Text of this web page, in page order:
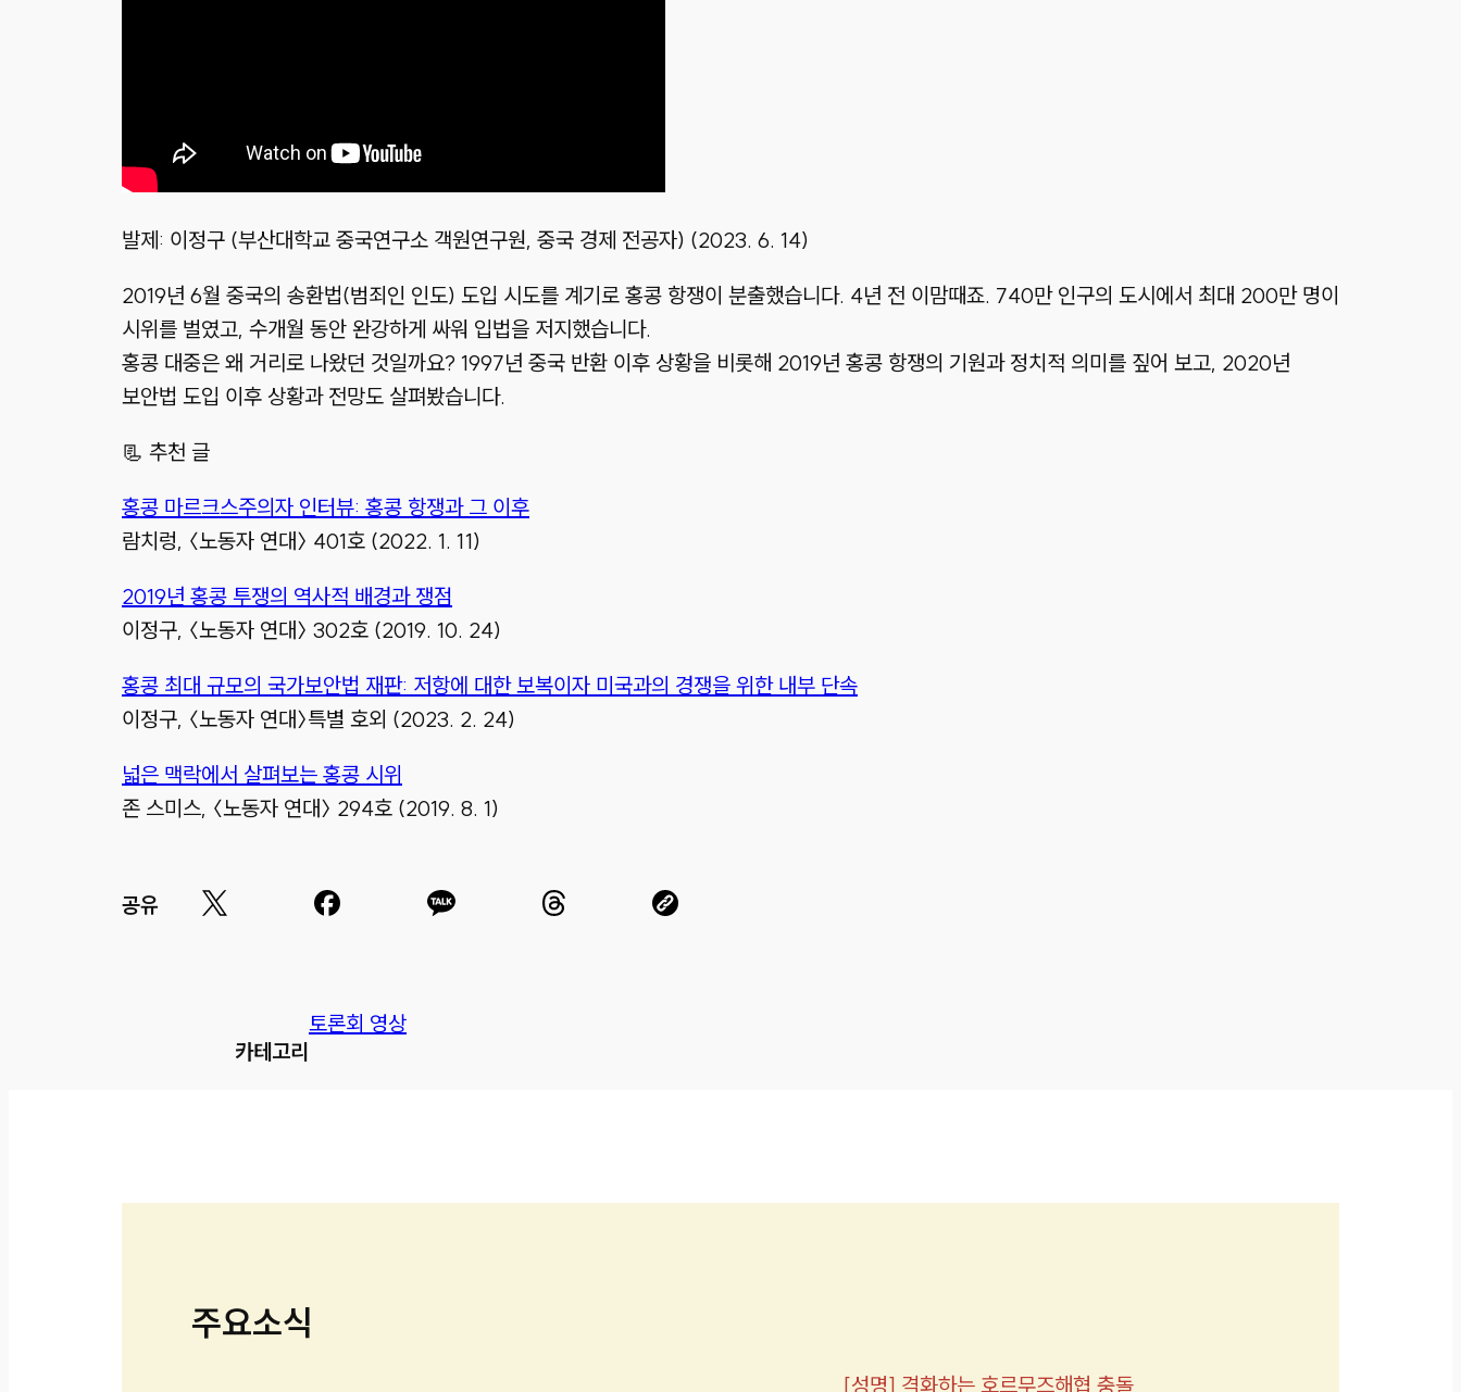
발제: 이정구 (부산대학교 중국연구소 객원연구원, 중국 경제 전공자) (2023. 6. 14)
2019년 6월 중국의 송환법(범죄인 인도) 도입 시도를 계기로 홍콩 항쟁이 분출했습니다. 4년 전 이맘때죠. 740만 인구의 도시에서 최대 200만 명이
시위를 벌였고, 수개월 동안 완강하게 싸워 입법을 저지했습니다.
홍콩 대중은 왜 거리로 나왔던 것일까요? 1997년 중국 반환 이후 상황을 비롯해 2019년 홍콩 항쟁의 기원과 정치적 의미를 짚어 보고, 2020년
보안법 도입 이후 상황과 전망도 살펴봤습니다.
📃 추천 글
홍콩 마르크스주의자 인터뷰: 홍콩 항쟁과 그 이후
람치렁, 〈노동자 연대〉 401호 (2022. 1. 11)
2019년 홍콩 투쟁의 역사적 배경과 쟁점
이정구, 〈노동자 연대〉 302호 (2019. 10. 24)
홍콩 최대 규모의 국가보안법 재판: 저항에 대한 보복이자 미국과의 경쟁을 위한 내부 단속
이정구, 〈노동자 연대〉특별 호외 (2023. 2. 24)
넓은 맥락에서 살펴보는 홍콩 시위
존 스미스, 〈노동자 연대〉 294호 (2019. 8. 1)
공유
카테고리
토론회 영상
주요소식
[성명] 격화하는 호르무즈해협 충돌